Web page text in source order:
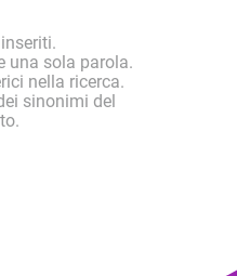
una sola parola.
nella ricerca.
sinonimi del